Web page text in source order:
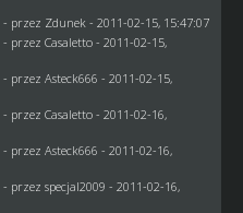
- przez Zdunek - 2011-02-15, 15:47:07
- przez Casaletto- 2011-02-15,
- przez Asteck666 - 2011-02-15,
- przez Casaletto- 2011-02-16,
- przez Asteck666 - 2011-02-16,
- przez specjal2009 - 2011-02-16,